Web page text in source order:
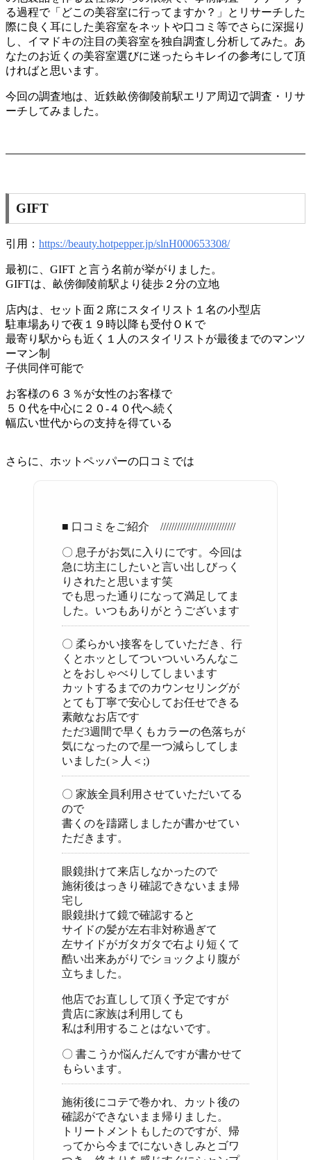
る過程で「どこの美容室に行ってますか？」とリサーチした
際に良く耳にした美容室をネットや口コミ等でさらに深掘り
し、イマドキの注目の美容室を独自調査し分析してみた。あ
なたのお近くの美容室選びに迷ったらキレイの参考にして頂
ければと思います。
今回の調査地は、近鉄畝傍御陵前駅エリア周辺で調査・リサ
ーチしてみました。
GIFT
引用： https://beauty.hotpepper.jp/slnH000653308/
最初に、GIFT と言う名前が挙がりました。
GIFTは、畝傍御陵前駅より徒歩２分の立地
店内は、セット面２席にスタイリスト１名の小型店
駐車場ありで夜１９時以降も受付ＯＫで
最寄り駅からも近く１人のスタイリストが最後までのマンツ
ーマン制
子供同伴可能で
お客様の６３％が女性のお客様で
５０代を中心に２０-４０代へ続く
幅広い世代からの支持を得ている
さらに、ホットペッパーの口コミでは
■ 口コミをご紹介 ///////////////////////////
〇 息子がお気に入りにです。今回は
急に坊主にしたいと言い出しびっく
りされたと思います笑
でも思った通りになって満足してま
した。いつもありがとうございます
〇 柔らかい接客をしていただき、行
くとホッとしてついついいろんなこ
とをおしゃべりしてしまいます
カットするまでのカウンセリングが
とても丁寧で安心してお任せできる
素敵なお店です
ただ3週間で早くもカラーの色落ちが
気になったので星一つ減らしてしま
いました(＞人＜;)
〇 家族全員利用させていただいてる
ので
書くのを躊躇しましたが書かせてい
ただきます。
眼鏡掛けて来店しなかったので
施術後はっきり確認できないまま帰
宅し
眼鏡掛けて鏡で確認すると
サイドの髪が左右非対称過ぎて
左サイドがガタガタで右より短くて
酷い出来あがりでショックより腹が
立ちました。
他店でお直しして頂く予定ですが
貴店に家族は利用しても
私は利用することはないです。
〇 書こうか悩んだんですが書かせて
もらいます。
施術後にコテで巻かれ、カット後の
確認ができないまま帰りました。
トリートメントもしたのですが、帰
ってから今までにないきしみとゴワ